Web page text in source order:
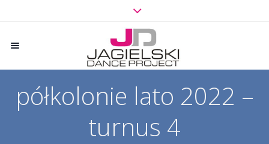
półkolonie lato 2022 –
turnus 4